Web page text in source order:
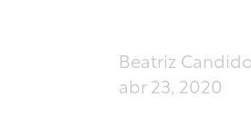
Beatriz
abr 23, 2020